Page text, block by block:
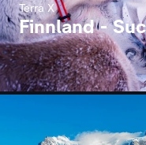
Terra X
Finnland -